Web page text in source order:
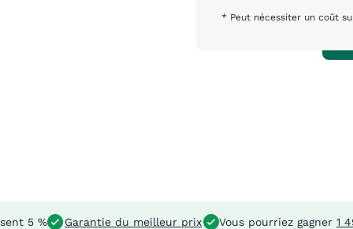
* Peut nécessiter un coût
5 % Garantie du meilleur prix Vous pourriez gagner 1